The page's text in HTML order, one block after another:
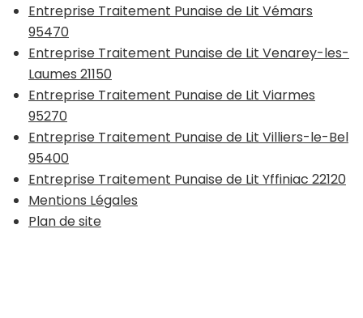
Entreprise Traitement Punaise de Lit Vémars
95470
Entreprise Traitement Punaise de Lit Venarey-les-
Laumes 21150
Entreprise Traitement Punaise de Lit Viarmes
95270
Entreprise Traitement Punaise de Lit Villiers-le-Bel
95400
Entreprise Traitement Punaise de Lit Yffiniac 22120
Mentions Légales
Plan de site